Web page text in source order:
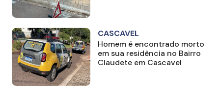
CASCAVEL
Homem é encontrado morto
em sua residência no Bairro
Claudete em Cascavel